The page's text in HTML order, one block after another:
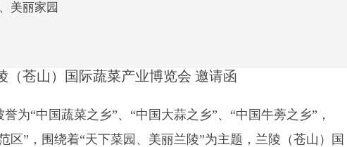
美丽家园
（苍山）国际蔬菜产业博览会 邀请函
为“中国蔬菜之乡”、“中国 大蒜之乡”、“中国牛蒡之乡”，
区”，围绕着“天下菜园、美丽兰陵”为主题，兰陵（苍山）国